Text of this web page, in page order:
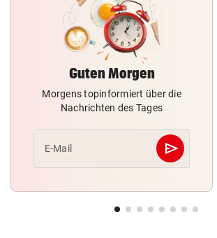
Guten Morgen
Morgens topinformiert über die
Nachrichten des Tages
E-Mail send
Abschicken